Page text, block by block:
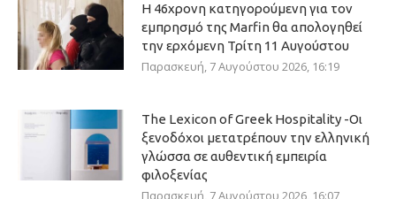
Η 46χρονη κατηγορούμενη για τον
εμπρησμό της Marfin θα απολογηθεί
την ερχόμενη Τρίτη 11 Αυγούστου
Παρασκευή, 7 Αυγούστου 2026, 16:19
The Lexicon of Greek Hospitality -Οι
ξενοδόχοι μετατρέπουν την ελληνική
γλώσσα σε αυθεντική εμπειρία
φιλοξενίας
Παρασκευή, 7 Αυγούστου 2026, 16:07